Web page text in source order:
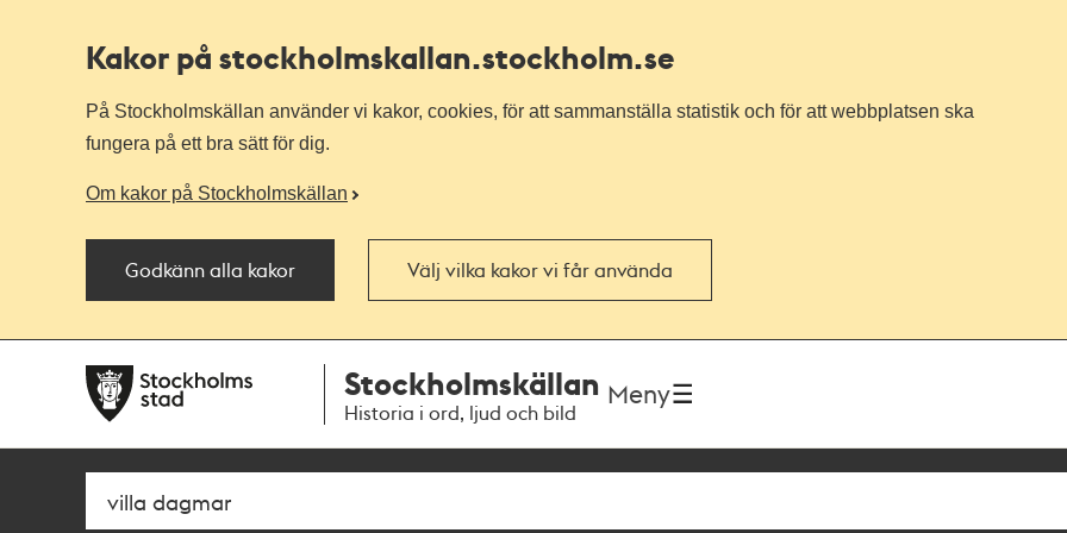
Kakor på stockholmskallan.stockholm.se
På Stockholmskällan använder vi kakor, cookies, för att sammanställa statistik och för att webbplatsen ska
fungera på ett bra sätt för dig.
Om kakor på Stockholmskällan
Godkänn alla kakor Välj vilka kakor vi får använda
navigationen
huvudinnehållet
Stockholmskällan
Historia i ord, ljud och bild
Meny
Sök